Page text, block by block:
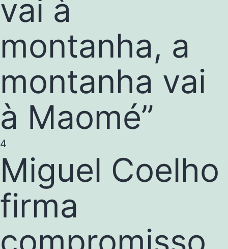
vai à
montanha, a
montanha vai
à Maomé”
4
Miguel Coelho
firma
compromisso